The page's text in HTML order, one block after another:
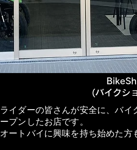
(バイクシ
ライダーの皆さんが安全に、バ
ープンしたお店です。
オートバイに興味を持ち始めた方